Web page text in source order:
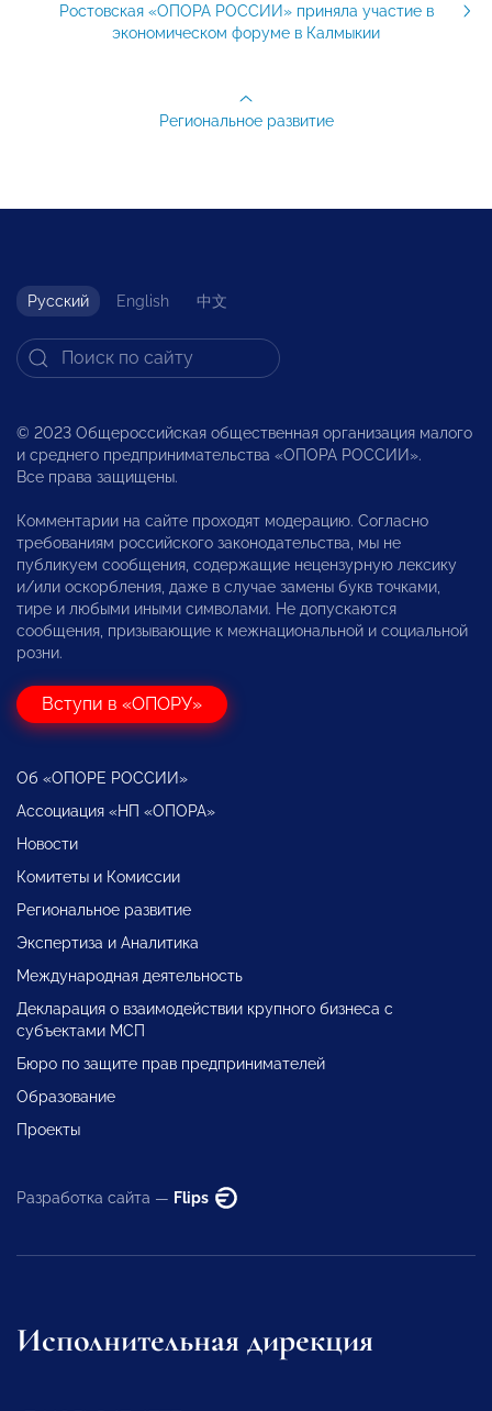
Ростовская «ОПОРА РОССИИ» приняла участие в
экономическом форуме в Калмыкии
Региональное развитие
Русский English 中文
© 2023 Общероссийская общественная организация малого
и среднего предпринимательства «ОПОРА РОССИИ».
Все права защищены.
Комментарии на сайте проходят модерацию. Согласно
требованиям российского законодательства, мы не
публикуем сообщения, содержащие нецензурную лексику
и/или оскорбления, даже в случае замены букв точками,
тире и любыми иными символами. Не допускаются
сообщения, призывающие к межнациональной и социальной
розни.
Вступи в «ОПОРУ»
Об «ОПОРЕ РОССИИ»
Ассоциация «НП «ОПОРА»
Новости
Комитеты и Комиссии
Региональное развитие
Экспертиза и Аналитика
Международная деятельность
Декларация о взаимодействии крупного бизнеса с
субъектами МСП
Бюро по защите прав предпринимателей
Образование
Проекты
Разработка сайта — Flips
Исполнительная дирекция